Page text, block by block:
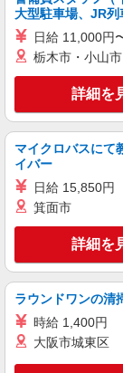
大型駐車場、JR列
日給 11,000円
栃木市・小山
詳細を
マイクロバスにて
イバー
日給 15,850円
箕面市
詳細を
ラウンドワンの清
時給 1,400円
大阪市城東区